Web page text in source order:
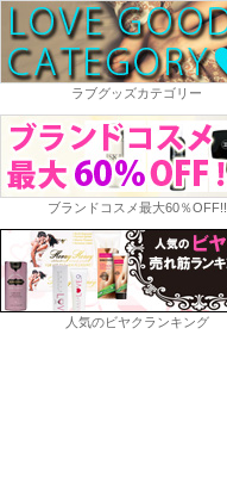
ラブグッズカテゴリー
ブランドコスメ最大60％OFF!!
人気のビヤクランキング